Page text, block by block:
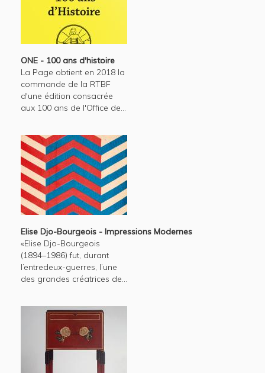
ONE - 100 ans d'histoire
La Page obtient en 2018 la
commande de la RTBF
d'une édition consacrée
aux 100 ans de l'Office de...
Elise Djo-Bourgeois - Impressions Modernes
«Elise Djo-Bourgeois
(1894–1986) fut, durant
l’entredeux-guerres, l’une
des grandes créatrices de...